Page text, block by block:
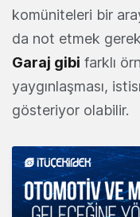
komüniteleri bir
da not etmek
Garaj gibi farklı
yaygınlaşması,
gösteriyor olabilir.